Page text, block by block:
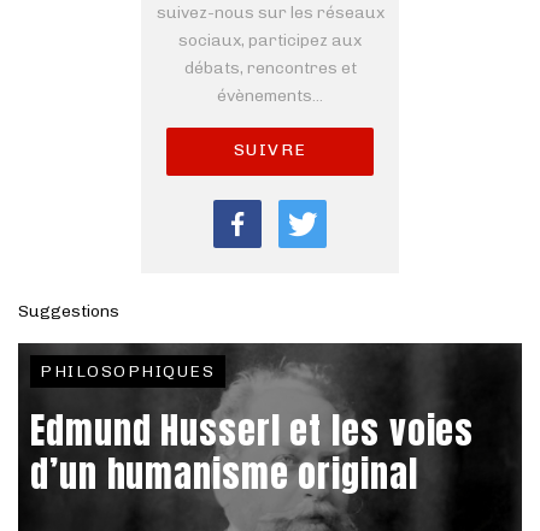
suivez-nous sur les réseaux
sociaux, participez aux
débats, rencontres et
évènements...
SUIVRE
Suggestions
PHILOSOPHIQUES
Edmund Husserl et les voies
d’un humanisme original